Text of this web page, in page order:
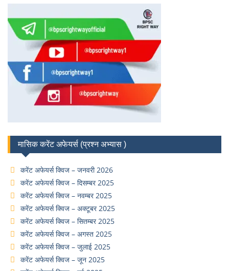
मासिक करेंट अफेयर्स (प्रश्न अभ्यास )
करेंट अफेयर्स क्विज – जनवरी 2026
करेंट अफेयर्स क्विज – दिसम्बर 2025
करेंट अफेयर्स क्विज – नवम्बर 2025
करेंट अफेयर्स क्विज – अक्टूबर 2025
करेंट अफेयर्स क्विज – सितम्बर 2025
करेंट अफेयर्स क्विज – अगस्त 2025
करेंट अफेयर्स क्विज – जुलाई 2025
करेंट अफेयर्स क्विज – जून 2025